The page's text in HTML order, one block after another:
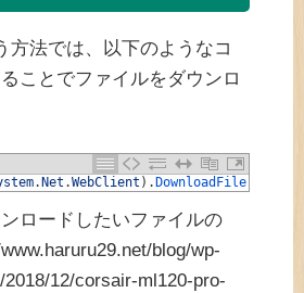
方法では、以下のようなコ
ことでファイルをダウンロ
.Net .WebClient ) .DownloadFile
ロードしたいファイルの
blog/wp-
12/corsair-ml120-pro-